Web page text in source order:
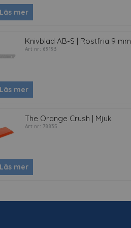
Läs mer
Knivblad AB-S | Rostfria 9 mm
Art nr: 69193
Läs mer
The Orange Crush | Mjuk
Art nr: 78835
Läs mer